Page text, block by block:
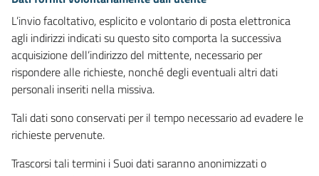
L’invio facoltativo, esplicito e volontario di posta elettronica
agli indirizzi indicati su questo sito comporta la successiva
acquisizione dell’indirizzo del mittente, necessario per
rispondere alle richieste, nonché degli eventuali altri dati
personali inseriti nella missiva.
Tali dati sono conservati per il tempo necessario ad evadere le
richieste pervenute.
Trascorsi tali termini i Suoi dati saranno anonimizzati o